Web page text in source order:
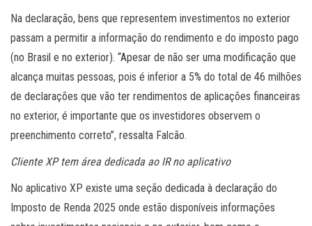
Na declaração, bens que representem investimentos no exterior
passam a permitir a informação do rendimento e do imposto pago
(no Brasil e no exterior). “Apesar de não ser uma modificação que
alcança muitas pessoas, pois é inferior a 5% do total de 46 milhões
de declarações que vão ter rendimentos de aplicações financeiras
no exterior, é importante que os investidores observem o
preenchimento correto”, ressalta Falcão.
Cliente XP tem área dedicada ao IR no aplicativo
No aplicativo XP existe uma seção dedicada à declaração do
Imposto de Renda 2025 onde estão disponíveis informações